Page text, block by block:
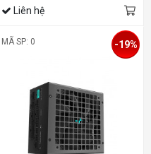
Liên hệ
MÃ SP: 0 -19%